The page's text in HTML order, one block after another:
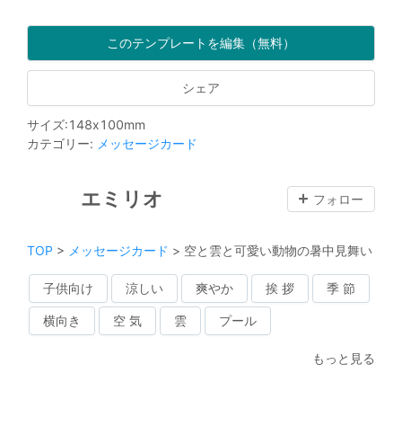
このテンプレートを編集（無料）
シェア
サイズ:148x100mm
カテゴリー: メッセージカード
エミリオ フォロー
TOP > メッセージカード > 空と雲と可愛い動物の暑中見舞い
子供向け 涼しい 爽やか 挨 拶 季 節
横向き 空 気 雲 プール
もっと見る